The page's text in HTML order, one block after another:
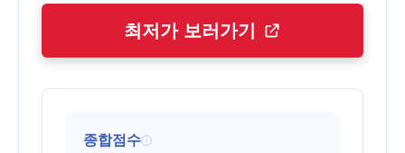
최저가 보러가기
종합점수 i